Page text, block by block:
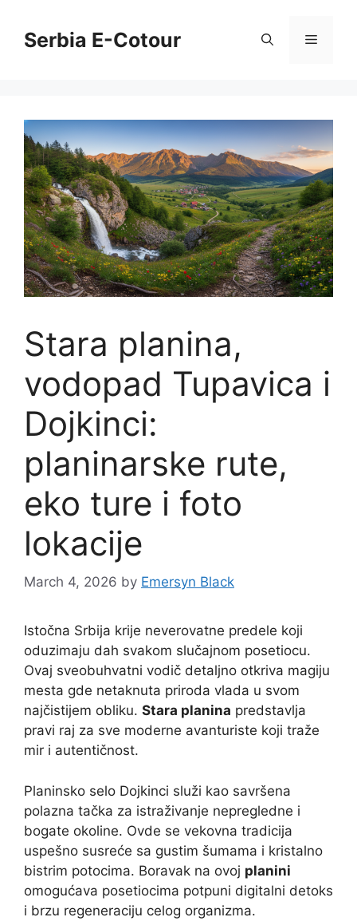
contentSerbia E-Cotour Menu
Stara planina,
vodopad Tupavica i
Dojkinci:
planinarske rute,
eko ture i foto
lokacije
March 4, 2026 by Emersyn Black
Istočna Srbija krije neverovatne predele koji
oduzimaju dah svakom slučajnom posetiocu.
Ovaj sveobuhvatni vodič detaljno otkriva magiju
mesta gde netaknuta priroda vlada u svom
najčistijem obliku. Stara planina predstavlja
pravi raj za sve moderne avanturiste koji traže
mir i autentičnost.
Planinsko selo Dojkinci služi kao savršena
polazna tačka za istraživanje nepregledne i
bogate okoline. Ovde se vekovna tradicija
uspešno susreće sa gustim šumama i kristalno
bistrim potocima. Boravak na ovoj planini
omogućava posetiocima potpuni digitalni detoks
i brzu regeneraciju celog organizma.